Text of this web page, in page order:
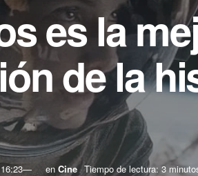
es la
de la
en Cine Tiempo de lectura: 3